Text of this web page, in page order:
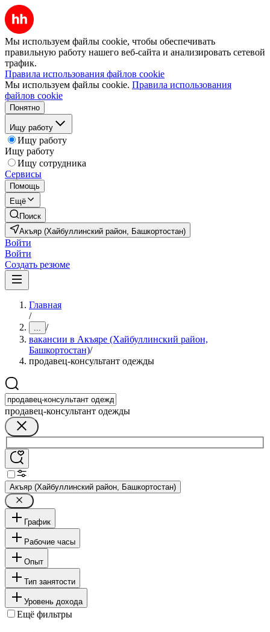
Мы используем файлы cookie, чтобы обеспечивать
правильную работу нашего веб-сайта и анализировать сетевой
трафик.
Правила использования файлов cookie
Мы используем файлы cookie. Правила использования
файлов cookie
Понятно
Ищу работу
Ищу работу
Ищу работу
Ищу сотрудника
Сервисы
Помощь
Ещё
Поиск
Акъяр (Хайбуллинский район, Башкортостан)
Войти
Войти
Создать резюме
Главная
/
... /
вакансии в Акъяре (Хайбуллинский район,
Башкортостан)/
продавец-консультант одежды
продавец-консультант одежды
Акъяр (Хайбуллинский район, Башкортостан)
График
Рабочие часы
Опыт
Тип занятости
Уровень дохода
Ещё фильтры